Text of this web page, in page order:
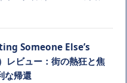
Someone Else’s
レビュー：街の熱狂と焦
な帰還